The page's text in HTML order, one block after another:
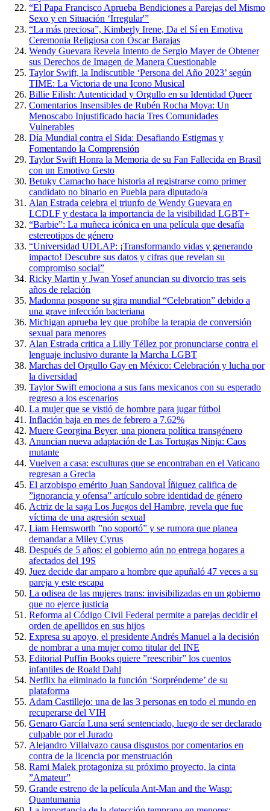
“El Papa Francisco Aprueba Bendiciones a Parejas del Mismo
Sexo y en Situación ‘Irregular'”
“La más preciosa”, Kimberly Irene, Da el Sí en Emotiva
Ceremonia Religiosa con Óscar Barajas
Wendy Guevara Revela Intento de Sergio Mayer de Obtener
sus Derechos de Imagen de Manera Cuestionable
Taylor Swift, la Indiscutible ‘Persona del Año 2023’ según
TIME: La Victoria de una Icono Musical
Billie Eilish: Autenticidad y Orgullo en su Identidad Queer
Comentarios Insensibles de Rubén Rocha Moya: Un
Menoscabo Injustificado hacia Tres Comunidades
Vulnerables
Día Mundial contra el Sida: Desafiando Estigmas y
Fomentando la Comprensión
Taylor Swift Honra la Memoria de su Fan Fallecida en Brasil
con un Emotivo Gesto
Betuky Camacho hace historia al registrarse como primer
candidato no binario en Puebla para diputado/a
Alan Estrada celebra el triunfo de Wendy Guevara en
LCDLF y destaca la importancia de la visibilidad LGBT+
“Barbie”: La muñeca icónica en una película que desafía
estereotipos de género
“Universidad UDLAP: ¡Transformando vidas y generando
impacto! Descubre sus datos y cifras que revelan su
compromiso social”
Ricky Martin y Jwan Yosef anuncian su divorcio tras seis
años de relación
Madonna pospone su gira mundial “Celebration” debido a
una grave infección bacteriana
Michigan aprueba ley que prohíbe la terapia de conversión
sexual para menores
Alan Estrada critica a Lilly Téllez por pronunciarse contra el
lenguaje inclusivo durante la Marcha LGBT
Marchas del Orgullo Gay en México: Celebración y lucha por
la diversidad
Taylor Swift emociona a sus fans mexicanos con su esperado
regreso a los escenarios
La mujer que se vistió de hombre para jugar fútbol
Inflación baja en mes de febrero a 7.62%
Muere Georgina Beyer, una pionera política transgénero
Anuncian nueva adaptación de Las Tortugas Ninja: Caos
mutante
Vuelven a casa: esculturas que se encontraban en el Vaticano
regresan a Grecia
El arzobispo emérito Juan Sandoval Íñiguez califica de
”ignorancia y ofensa” artículo sobre identidad de género
Actriz de la saga Los Juegos del Hambre, revela que fue
víctima de una agresión sexual
Liam Hemsworth ”no soportó” y se rumora que planea
demandar a Miley Cyrus
Después de 5 años: el gobierno aún no entrega hogares a
afectados del 19S
Juez decide dar amparo a hombre que apuñaló 47 veces a su
pareja y este escapa
La odisea de las mujeres trans: invisibilizadas en un gobierno
que no ejerce justicia
Reforma al Código Civil Federal permite a parejas decidir el
orden de apellidos en sus hijos
Expresa su apoyo, el presidente Andrés Manuel a la decisión
de nombrar a una mujer como titular del INE
Editorial Puffin Books quiere ”reescribir” los cuentos
infantiles de Roald Dahl
Netflix ha eliminado la función ‘Sorpréndeme’ de su
plataforma
Adam Castillejo: una de las 3 personas en todo el mundo en
recuperarse del VIH
Genaro García Luna será sentenciado, luego de ser declarado
culpable por el Jurado
Alejandro Villalvazo causa disgustos por comentarios en
contra de la licencia por menstruación
Rami Malek protagoniza su próximo proyecto, la cinta
”Amateur”
Grande estreno de la película Ant-Man and the Wasp:
Quantumania